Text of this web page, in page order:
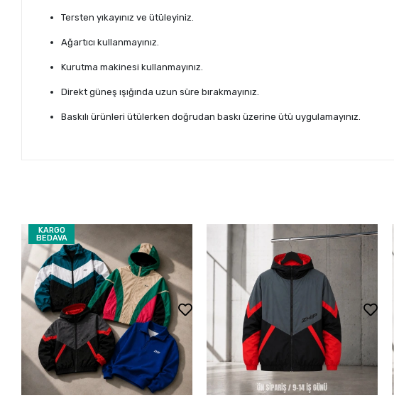
Tersten yıkayınız ve ütüleyiniz.
Ağartıcı kullanmayınız.
Kurutma makinesi kullanmayınız.
Direkt güneş ışığında uzun süre bırakmayınız.
Baskılı ürünleri ütülerken doğrudan baskı üzerine ütü uygulamayınız.
KARGO
BEDAVA